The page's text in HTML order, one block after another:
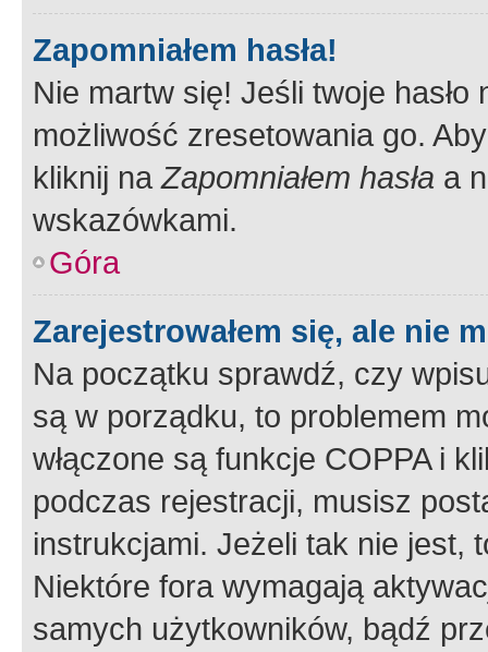
Zapomniałem hasła!
Nie martw się! Jeśli twoje
możliwość zresetowania go.
kliknij naZapomniałem hasła a
wskazówkami.
Góra
Zarejestrowałem się, ale nie
Na początku sprawdź, czy
są w porządku, to problemem
włączone są funkcje COPPA i
podczas rejestracji, musisz
instrukcjami. Jeżeli tak nie jest,
Niektóre fora wymagają
samych użytkowników, bądź